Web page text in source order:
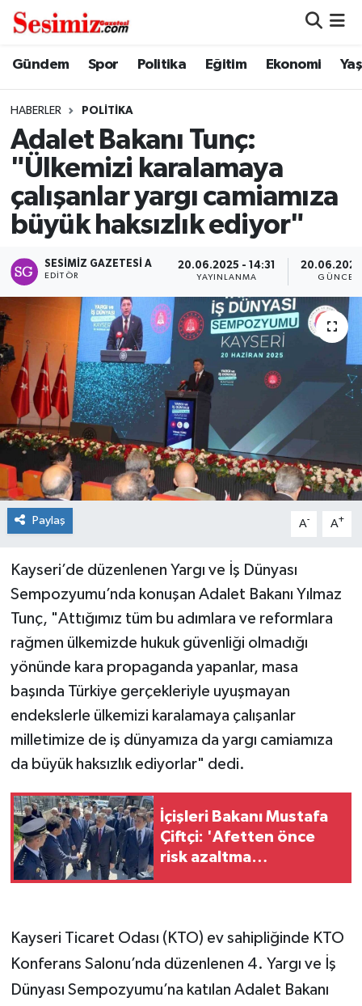
Gündem Spor Politika Eğitim Ekonomi
HABERLER POLITIKA
Adalet Bakanı Tunç:
"Ülkemizi karalamaya
çalışanlar yargı camiamıza
büyük haksızlık ediyor"
SESIMIZ GAZETESI A
EDITÖR
20.06.2025 - 14:31
YAYINLANMA
Paylaş A- A+
Kayseri’de düzenlenen Yargı ve İş Dünyası
Sempozyumu’nda konuşan Adalet Bakanı Yılmaz
Tunç, "Attığımız tüm bu adımlara ve reformlara
rağmen ülkemizde hukuk güvenliği olmadığı
yönünde kara propaganda yapanlar, masa
başında Türkiye gerçekleriyle uyuşmayan
endekslerle ülkemizi karalamaya çalışanlar
milletimize de iş dünyamıza da yargı camiamıza
da büyük haksızlık ediyorlar" dedi.
İçişleri Bakanı Mustafa
Çiftçi: 'Afetten önce
risk azaltma
Kayseri Ticaret Odası (KTO) ev sahipliğinde KTO
Konferans Salonu’nda düzenlenen 4. Yargı ve İş
Dünyası Sempozyumu’na katılan Adalet Bakanı
Dünya
Ekonomi
Genel
Gündem
Magazin
Politika
Sağlık
Spor
Teknoloji
Tokat Haberleri
Yaşam
Nöbetçi Eczaneler
Hava Durumu
Namaz Vakitleri
Trafik Durumu
Süper Lig Puan Durumu ve Fikstür
Tüm Manşetler
Son Dakika Haberleri
Haber Arşivi